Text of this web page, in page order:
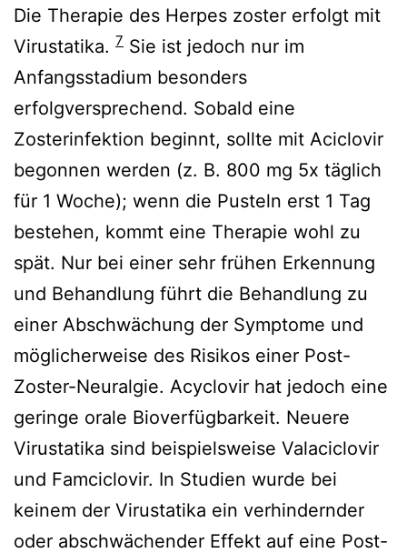
Die Therapie des Herpes zoster erfolgt mit
Virustatika. 7 Sie ist jedoch nur im
Anfangsstadium besonders
erfolgversprechend. Sobald eine
Zosterinfektion beginnt, sollte mit Aciclovir
begonnen werden (z. B. 800 mg 5x täglich
für 1 Woche); wenn die Pusteln erst 1 Tag
bestehen, kommt eine Therapie wohl zu
spät. Nur bei einer sehr frühen Erkennung
und Behandlung führt die Behandlung zu
einer Abschwächung der Symptome und
möglicherweise des Risikos einer Post-
Zoster-Neuralgie. Acyclovir hat jedoch eine
geringe orale Bioverfügbarkeit. Neuere
Virustatika sind beispielsweise Valaciclovir
und Famciclovir. In Studien wurde bei
keinem der Virustatika ein verhindernder
oder abschwächender Effekt auf eine Post-